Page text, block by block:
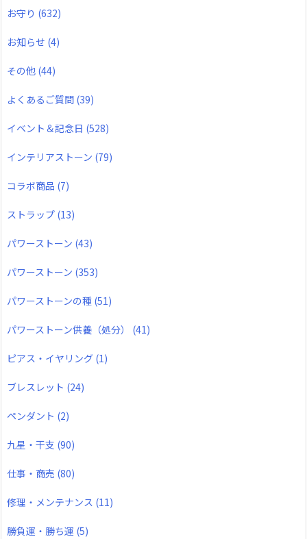
お守り (632)
お知らせ (4)
その他 (44)
よくあるご質問 (39)
イベント＆記念日 (528)
インテリアストーン (79)
コラボ商品 (7)
ストラップ (13)
パワーストーン (43)
パワーストーン (353)
パワーストーンの種 (51)
パワーストーン供養（処分） (41)
ピアス・イヤリング (1)
ブレスレット (24)
ペンダント (2)
九星・干支 (90)
仕事・商売 (80)
修理・メンテナンス (11)
勝負運・勝ち運 (5)